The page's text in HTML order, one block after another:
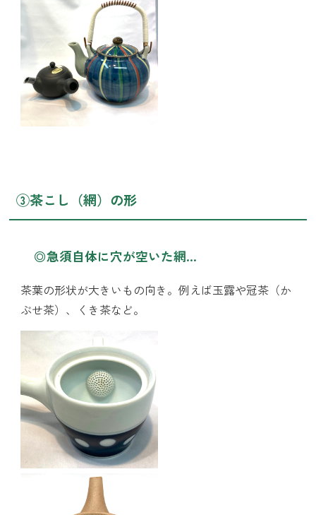
③茶こし（網）の形
◎急須自体に穴が空いた網…
茶葉の形状が大きいもの向き。例えば玉露や冠茶（か
ぶせ茶）、くき茶など。